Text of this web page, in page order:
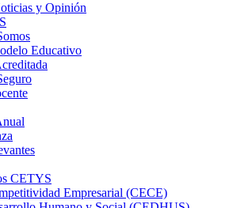
y Opinión
Educativo
CETYS
Empresarial (CECE)